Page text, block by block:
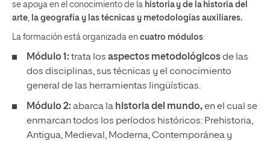
se apoya en el conocimiento de la historia y de la historia del
arte, la geografía y las técnicas y metodologías auxiliares.
La formación está organizada en cuatro módulos:
Módulo 1: trata los aspectos metodológicosde las
dos disciplinas, sus técnicas y el conocimiento
general de las herramientas lingüísticas.
Módulo 2: abarca la historia del mundo,en el cual se
enmarcan todos los períodos históricos: Prehistoria,
Antigua, Medieval, Moderna, Contemporánea y